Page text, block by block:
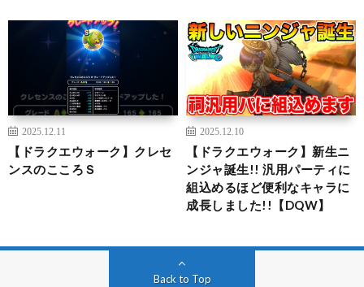
2025.12.11
【ドラクエウォーク】クレセ
ンスのこころＳ
2025.12.10
【ドラクエウォーク】新生ニ
ンジャ誕生!! 汎用パーティに
組込めるほど便利なキャラに
成長しました!!【DQW】
Back to Top